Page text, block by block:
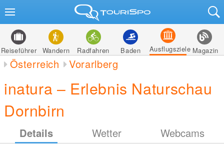
Reiseführer Wandern Radfahren Baden Ausflugsziele Magazin
Österreich Vorarlberg
inatura – Erlebnis Naturschau
Dornbirn
Details Wetter Webcams